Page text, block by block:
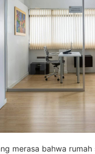
merasa bahwa